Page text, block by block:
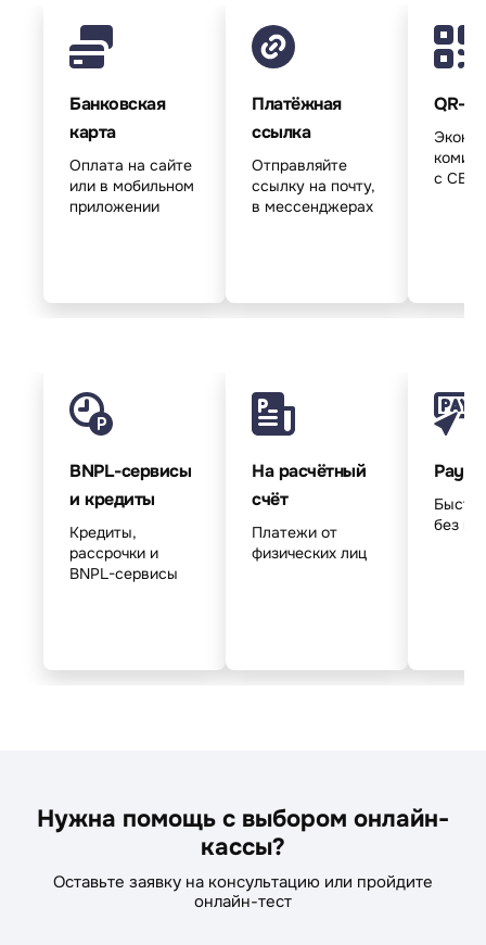
Банковская
карта
Оплата на сайте
или в мобильном
приложении
Платёжная
ссылка
Отправляйте
ссылку на почту,
в мессенджерах
QR-
с СБП
BNPL-сервисы
и кредиты
Кредиты,
рассрочки и
BNPL-сервисы
На расчётный
счёт
Платежи от
физических лиц
Pay-
без
Нужна помощь с выбором онлайн-
кассы?
Оставьте заявку на консультацию или пройдите
онлайн-тест